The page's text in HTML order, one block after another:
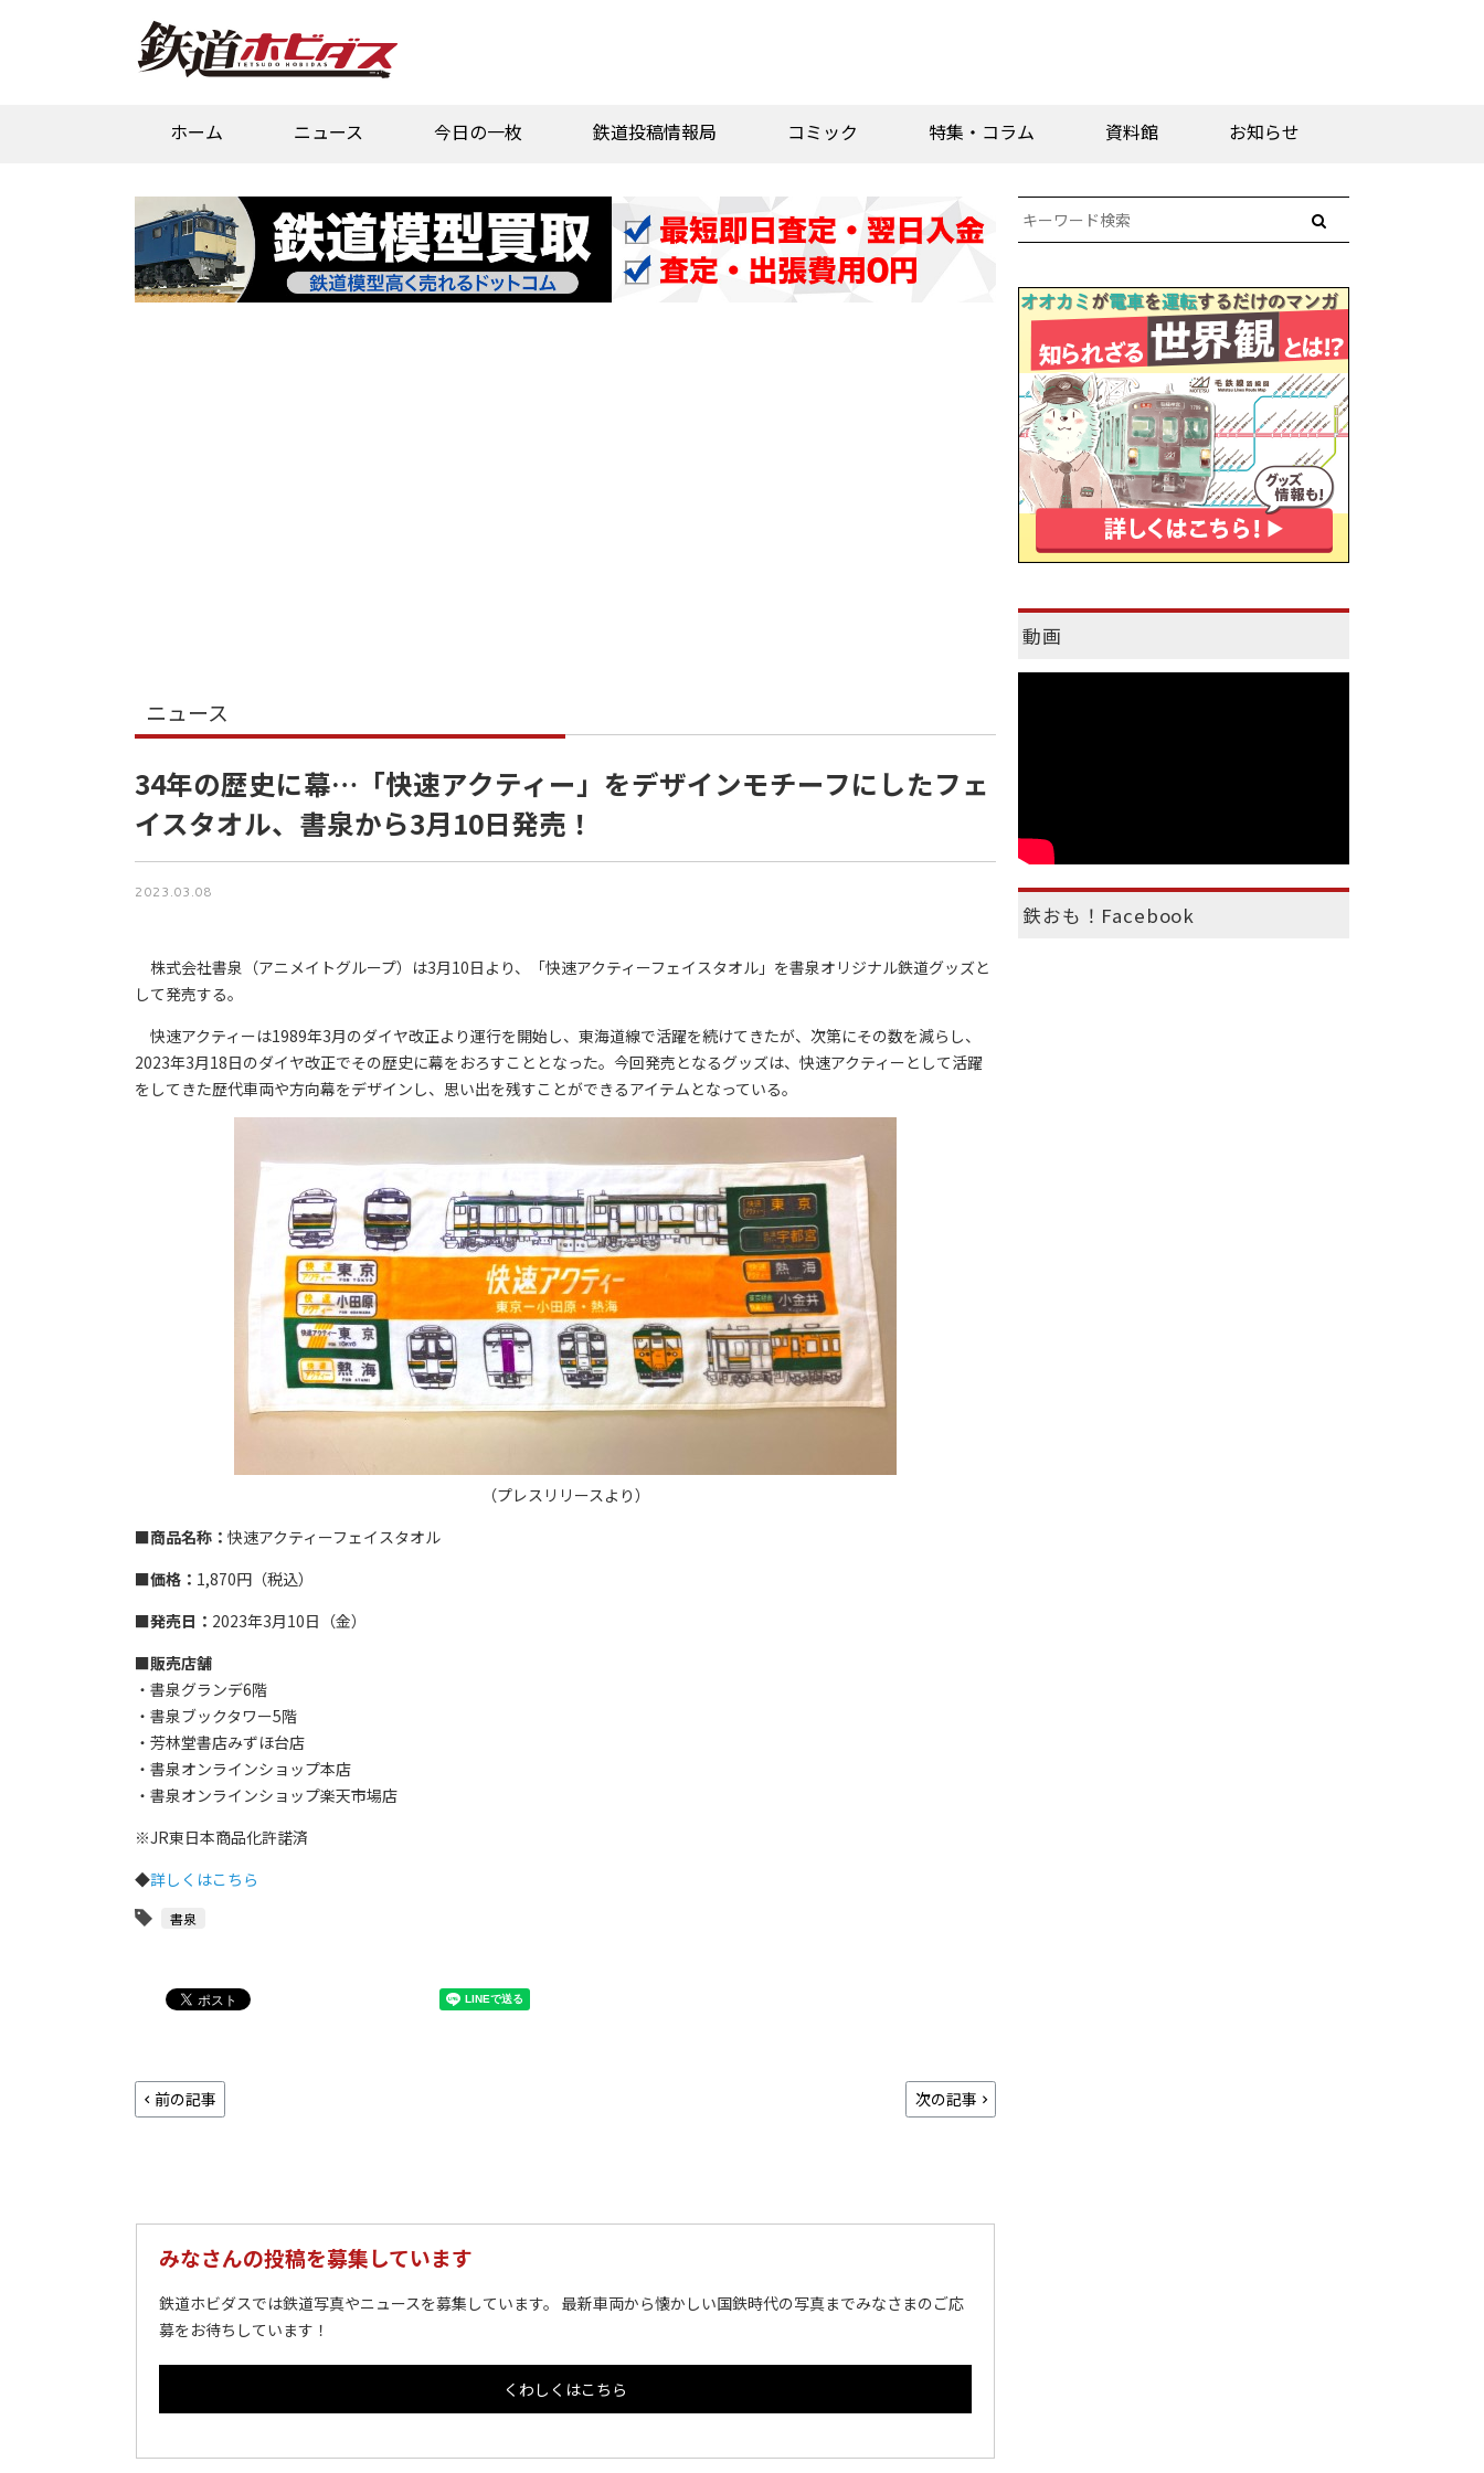
ホーム ニュース 今日の一枚 鉄道投稿情報局 コミック 特集・コラム 資料館 お知らせ
ニュース
34年の歴史に幕…「快速アクティー」をデザインモチーフにしたフェ
イスタオル、書泉から3月10日発売！
2023.03.08
株式会社書泉（アニメイトグループ）は3月10日より、「快速アクティーフェイスタオル」を書泉オリジナル鉄道グッズと
して発売する。
快速アクティーは1989年3月のダイヤ改正より運行を開始し、東海道線で活躍を続けてきたが、次第にその数を減らし、
2023年3月18日のダイヤ改正でその歴史に幕をおろすこととなった。今回発売となるグッズは、快速アクティーとして活躍
をしてきた歴代車両や方向幕をデザインし、思い出を残すことができるアイテムとなっている。
（プレスリリースより）
■商品名称： 快速アクティーフェイスタオル
■価格： 1,870円（税込）
■発売日： 2023年3月10日（金）
■販売店舗
・書泉グランデ6階
・書泉ブックタワー5階
・芳林堂書店みずほ台店
・書泉オンラインショップ本店
・書泉オンラインショップ楽天市場店
※JR東日本商品化許諾済
◆詳しくはこちら
書泉
前の記事 次の記事
みなさんの投稿を募集しています
鉄道ホビダスでは鉄道写真やニュースを募集しています。 最新車両から懐かしい国鉄時代の写真までみなさまのご応
募をお待ちしています！
くわしくはこちら
動画
鉄おも！Facebook